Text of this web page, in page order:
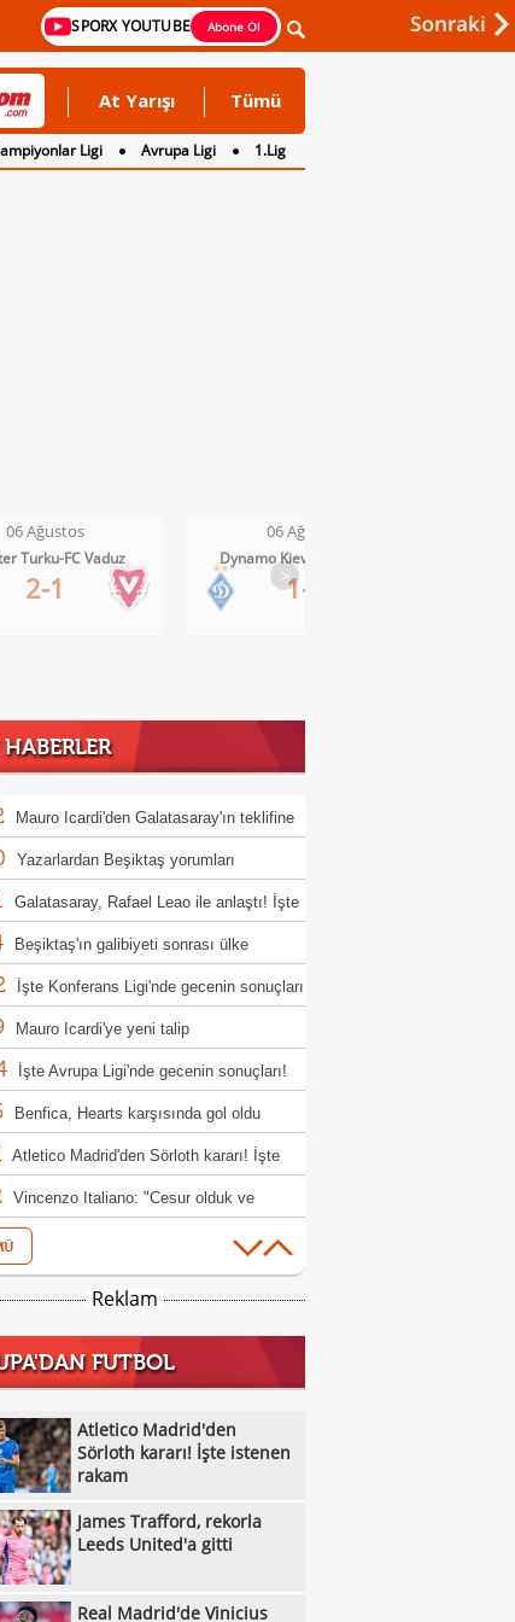
SPORX YOUTUBE Abone Ol
At Yarışı Tümü
Ligi Avrupa Ligi
1.Lig
06 Ağustos
Turku-FC Vaduz
2-1
06 Ağustos
Dynamo Kiev-Qarabag FK
1-0
>
Mauro Icardi'den Galatasaray'ın teklifine
Yazarlardan Beşiktaş yorumları
Galatasaray, Rafael Leao ile anlaştı! İşte
rakam
Beşiktaş'ın galibiyeti sonrası ülke
son durum
İşte Konferans Ligi'nde gecenin sonuçları
Mauro Icardi'ye yeni talip
İşte Avrupa Ligi'nde gecenin sonuçları!
Benfica, Hearts karşısında gol oldu
Atletico Madrid'den Sörloth kararı! İşte
Vincenzo Italiano: "Cesur olduk ve
Alexander Nübel: "Gol atmışız gibi
Filenin Sultanları'ndan güçlü prova
kadrosuna kattı
Beşiktaş'tan Avrupa'da dalya zaferi
Emirhan Topçu: "Topun oraya geleceğini
Semih Kılıçsoy: "Beşiktaş'ı çok
Beşiktaş'ta inanılmaz rakam: Alexander
10 kişi kalan Beşiktaş'tan Avrupa'da 100.
Reklam
FUTBOL
Atletico Madrid'den
Sörloth kararı! İşte istenen
rakam
James Trafford, rekorla
Leeds United'a gitti
Real Madrid'de Vinicius